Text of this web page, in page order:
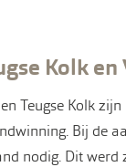
Kolk
Teugse Kolk
Bij de
nodig. Dit